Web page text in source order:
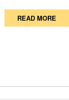
READ MORE